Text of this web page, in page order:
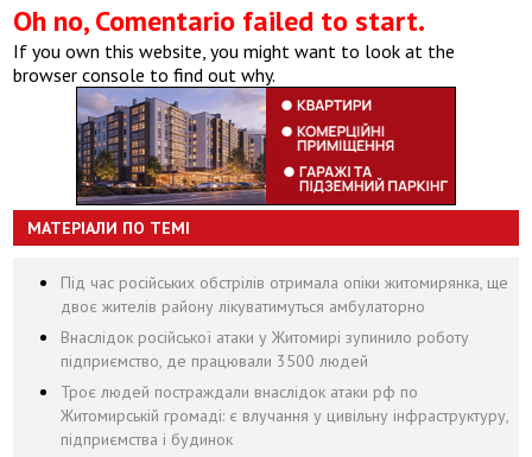
Oh no, Comentario failed to start.
If you own this website, you might want to look at the
browser console to find out why.
МАТЕРІАЛИ ПО ТЕМІ
Під час російських обстрілів отримала опіки житомирянка, ще
двоє жителів району лікуватимуться амбулаторно
Внаслідок російської атаки у Житомирі зупинило роботу
підприємство, де працювали 3500 людей
Троє людей постраждали внаслідок атаки рф по
Житомирській громаді: є влучання у цивільну інфраструктуру,
підприємства і будинок